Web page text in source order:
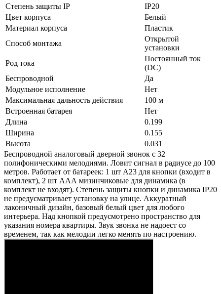
Степень защиты IP
IP20
Цвет корпуса
Белый
Материал корпуса
Пластик
Способ монтажа
Открытой
установки
Род тока
Постоянный ток
(DC)
Беспроводной
Да
Модульное исполнение
Нет
Максимальная дальность действия
100 м
Встроенная батарея
Нет
Длина
0.199
Ширина
0.155
Высота
0.031
Беспроводной аналоговый дверной звонок с 32
полифоническими мелодиями. Ловит сигнал в радиусе до 100
метров. Работает от батареек: 1 шт А23 для кнопки (входит в
комплект), 2 шт ААА мизинчиковые для динамика (в
комплект не входят). Степень защиты кнопки и динамика IP20
не предусматривает установку на улице. Аккуратный
лаконичный дизайн, базовый белый цвет для любого
интерьера. Над кнопкой предусмотрено пространство для
указания номера квартиры. Звук звонка не надоест со
временем, так как мелодии легко менять по настроению.